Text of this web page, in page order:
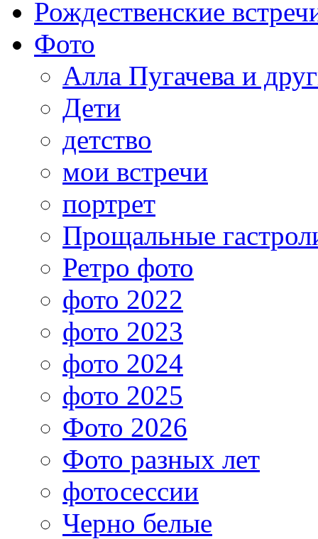
Рождественские
Фото
Алла Пугачева и
Дети
детство
мои встречи
портрет
Прощальные
Ретро фото
фото 2022
фото 2023
фото 2024
фото 2025
Фото 2026
Фото разных лет
фотосессии
Черно белые